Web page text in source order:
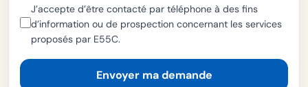
J’accepte d’être contacté par téléphone à des fins
d’information ou de prospection concernant les services
proposés par E55C.
Envoyer ma demande